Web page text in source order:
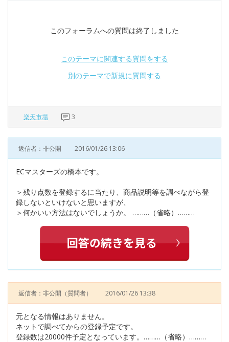
このフォーラムへの質問は終了しました
このテーマに関連する質問をする
別のテーマで新規に質問する
楽天市場 3
返信者：非公開 2016/01/26 13:06
ECマスターズの橋本です。
＞残り点数を登録するに当たり、商品説明等を調べながら登
録しないといけないと思いますが、
＞何かいい方法はないでしょうか。 ………（省略）………
返信者：非公開 （質問者） 2016/01/26 13:38
元となる情報はありません。
ネットで調べてからの登録予定です。
登録数は20000件予定となっています。………（省略）………